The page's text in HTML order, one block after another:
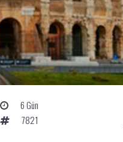
6 Gün
7821